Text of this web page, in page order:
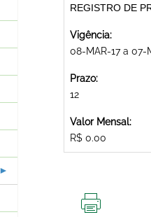
REGISTRO DE
Vigência:
08-MAR-17 a 07-
Prazo:
12
Valor Mensal:
R$ 0.00